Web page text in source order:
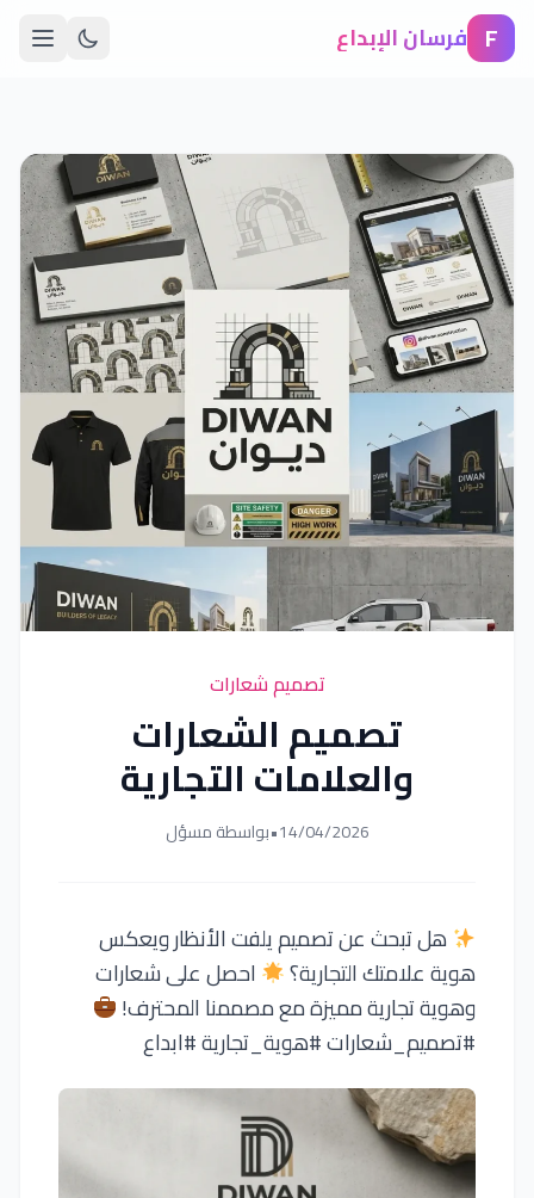
F فرسان الإبداع
تصميم شعارات
تصميم الشعارات
والعلامات التجارية
14/04/2026
•بواسطة مسؤل
هل تبحث عن تصميم يلفت الأنظار ويعكس
هوية علامتك التجارية؟
احصل على شعارات
وهوية تجارية مميزة مع مصممنا المحترف!
#تصميم_شعارات #هوية_تجارية #ابداع